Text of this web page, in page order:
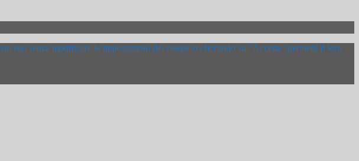
sito senza modificare le impostazioni dei cookie o cliccando su "Accetta" permetti il loro